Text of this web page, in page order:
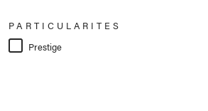
PARTICULARITES
Prestige